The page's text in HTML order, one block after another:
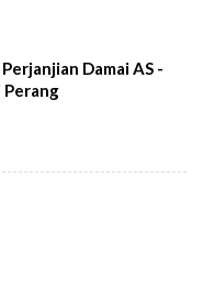
Damai AS -
Perang